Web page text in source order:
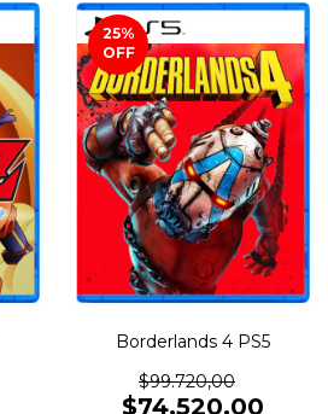
25%
OFF
Borderlands 4 PS5
$99.720,00
$74.520,00